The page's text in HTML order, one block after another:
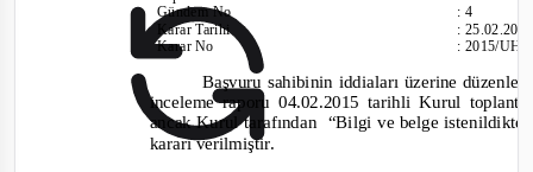
Gündem No
Karar Tarihi
Karar No
:4
:
:2015/
Başvuru sahibinin iddiaları üzerine dü
inceleme raporu 04.02.2015 tarihli Kurul
ancak Kurul tarafından
“Bilgi ve belge
kararı verilmiştir.